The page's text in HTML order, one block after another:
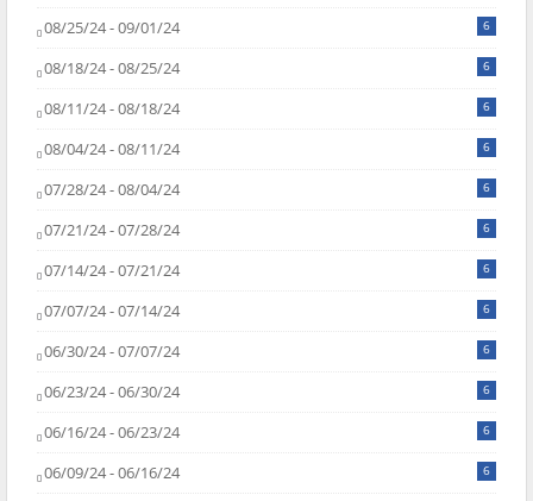
08/25/24 - 09/01/24 6
08/18/24 - 08/25/24 6
08/11/24 - 08/18/24 6
08/04/24 - 08/11/24 6
07/28/24 - 08/04/24 6
07/21/24 - 07/28/24 6
07/14/24 - 07/21/24 6
07/07/24 - 07/14/24 6
06/30/24 - 07/07/24 6
06/23/24 - 06/30/24 6
06/16/24 - 06/23/24 6
06/09/24 - 06/16/24 6